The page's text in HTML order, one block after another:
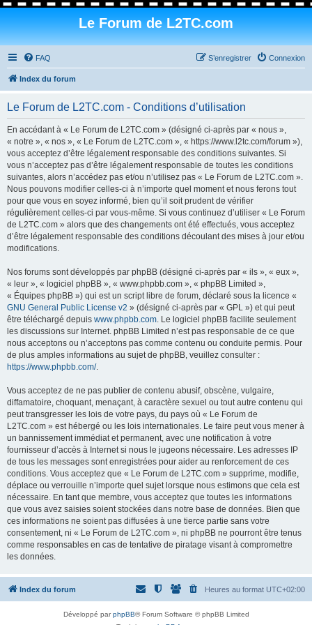
Le Forum de L2TC.com
FAQ Connexion
S’enregistrer
Index du forum
Le Forum de L2TC.com - Conditions d’utilisation
En accédant à « Le Forum de L2TC.com » (désigné ci-après par « nous »,
« notre », « nos », « Le Forum de L2TC.com », « https://www.l2tc.com/forum »),
vous acceptez d’être légalement responsable des conditions suivantes. Si
vous n’acceptez pas d’être légalement responsable de toutes les conditions
suivantes, alors n’accédez pas et/ou n’utilisez pas « Le Forum de L2TC.com ».
Nous pouvons modifier celles-ci à n’importe quel moment et nous ferons tout
pour que vous en soyez informé, bien qu’il soit prudent de vérifier
régulièrement celles-ci par vous-même. Si vous continuez d’utiliser « Le Forum
de L2TC.com » alors que des changements ont été effectués, vous acceptez
d’être légalement responsable des conditions découlant des mises à jour et/ou
modifications.
Nos forums sont développés par phpBB (désigné ci-après par « ils », « eux »,
« leur », « logiciel phpBB », « www.phpbb.com », « phpBB Limited »,
« Équipes phpBB ») qui est un script libre de forum, déclaré sous la licence «
GNU General Public License v2 » (désigné ci-après par « GPL ») et qui peut
être téléchargé depuis www.phpbb.com. Le logiciel phpBB facilite seulement
les discussions sur Internet. phpBB Limited n’est pas responsable de ce que
nous acceptons ou n’acceptons pas comme contenu ou conduite permis. Pour
de plus amples informations au sujet de phpBB, veuillez consulter :
https://www.phpbb.com/.
Vous acceptez de ne pas publier de contenu abusif, obscène, vulgaire,
diffamatoire, choquant, menaçant, à caractère sexuel ou tout autre contenu qui
peut transgresser les lois de votre pays, du pays où « Le Forum de
L2TC.com » est hébergé ou les lois internationales. Le faire peut vous mener à
un bannissement immédiat et permanent, avec une notification à votre
fournisseur d’accès à Internet si nous le jugeons nécessaire. Les adresses IP
de tous les messages sont enregistrées pour aider au renforcement de ces
conditions. Vous acceptez que « Le Forum de L2TC.com » supprime, modifie,
déplace ou verrouille n’importe quel sujet lorsque nous estimons que cela est
nécessaire. En tant que membre, vous acceptez que toutes les informations
que vous avez saisies soient stockées dans notre base de données. Bien que
ces informations ne soient pas diffusées à une tierce partie sans votre
consentement, ni « Le Forum de L2TC.com », ni phpBB ne pourront être tenus
comme responsables en cas de tentative de piratage visant à compromettre
les données.
Index du forum Heures au format UTC+02:00
Développé parphpBB® Forum Software © phpBB Limited